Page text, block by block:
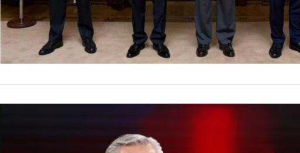
NACIONALES
La dura